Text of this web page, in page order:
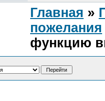
Главная »
пожелания
функцию